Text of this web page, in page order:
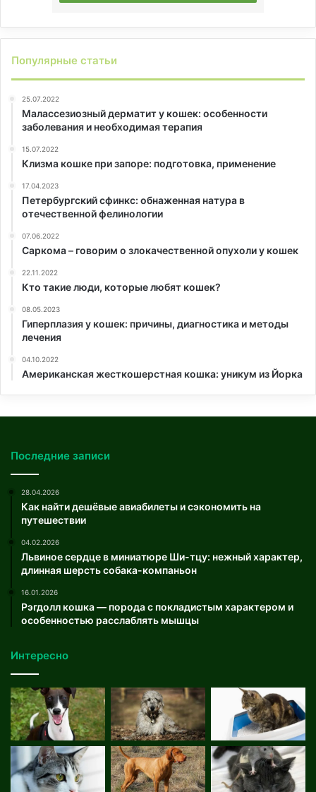
Популярные статьи
25.07.2022
Малассезиозный дерматит у кошек: особенности
заболевания и необходимая терапия
15.07.2022
Клизма кошке при запоре: подготовка, применение
17.04.2023
Петербургский сфинкс: обнаженная натура в
отечественной фелинологии
07.06.2022
Саркома – говорим о злокачественной опухоли у кошек
22.11.2022
Кто такие люди, которые любят кошек?
08.05.2023
Гиперплазия у кошек: причины, диагностика и методы
лечения
04.10.2022
Американская жесткошерстная кошка: уникум из Йорка
Последние записи
28.04.2026
Как найти дешёвые авиабилеты и сэкономить на
путешествии
04.02.2026
Львиное сердце в миниатюре Ши-тцу: нежный характер,
длинная шерсть собака-компаньон
16.01.2026
Рэгдолл кошка — порода с покладистым характером и
особенностью расслаблять мышцы
Интересно